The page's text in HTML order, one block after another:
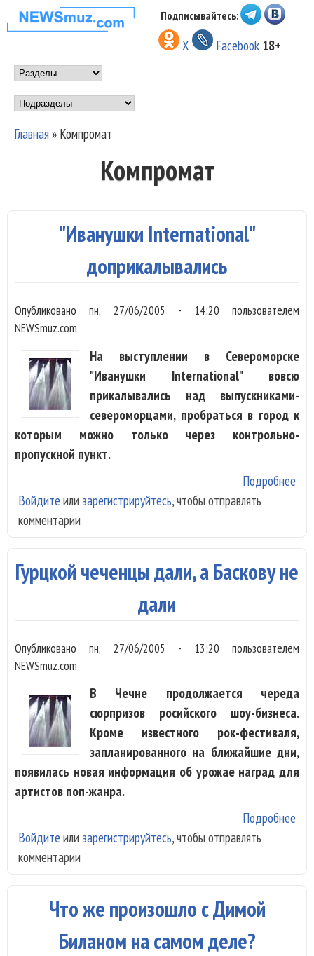
Перейти к основному
содержанию
НОВОСТИ
МУЗЫКИ И
ШОУ БИЗНЕСА
NEWSMUZ.COM
Подписывайтесь:
X Facebook 18+
Main menu
Подразделы
Главная» Компромат
Компромат
"Иванушки International"
доприкалывались
Опубликованопн, 27/06/2005 - 14:20 пользователем
NEWSmuz.com
На выступлении в Североморске
"Иванушки International" вовсю
прикалывались над выпускниками-
североморцами, пробраться в город к
которым можно только через контрольно-
пропускной пункт.
Подробнее
Войдите или зарегистрируйтесь, чтобы отправлять
комментарии
Гурцкой чеченцы дали, а Баскову не
дали
Опубликованопн, 27/06/2005 - 13:20 пользователем
NEWSmuz.com
В Чечне продолжается череда
сюрпризов росийского шоу-бизнеса.
Кроме известного рок-фестиваля,
запланированного на ближайшие дни,
появилась новая информация об урожае наград для
артистов поп-жанра.
Подробнее
Войдите или зарегистрируйтесь, чтобы отправлять
комментарии
Что же произошло с Димой
Биланом на самом деле?